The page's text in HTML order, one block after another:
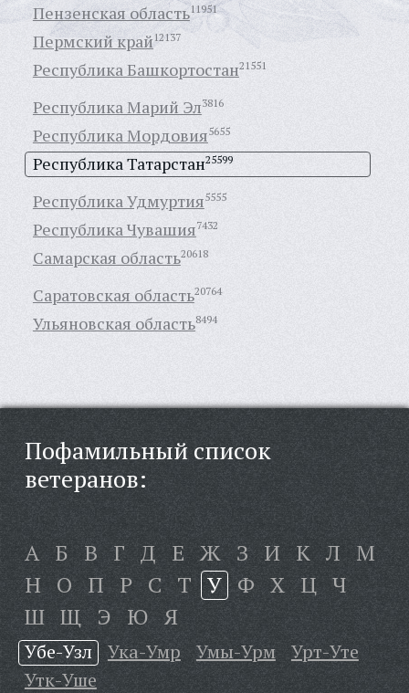
Пензенская область11951
Пермский край 12137
Республика Башкортостан21551
Республика Марий Эл3816
Республика Мордовия5655
Республика Татарстан25599
Республика Удмуртия5555
Республика Чувашия7432
Самарская область20618
Саратовская область20764
Ульяновская область8494
Пофамильный список
ветеранов:
А Б В Г Д Е Ж З И К Л М
Н О П Р С Т У Ф Х Ц Ч
Ш Щ Э Ю Я
Убе-Узл Ука-Умр Умы-Урм
Урт-Уте
Утк-Уше